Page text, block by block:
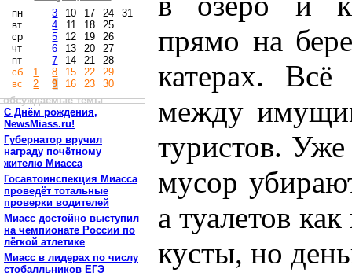
пн
вт
ср
чт
пт
сб
вс
1
2
3
4
5
6
7
8
9
10
11
12
13
14
15
16
17
18
19
20
21
22
23
24
25
26
27
28
29
30
31
обсуждаемые темы
С Днём рождения,
NewsMiass.ru!
Губернатор вручил
награду почётному
жителю Миасса
Госавтоинспекция Миасса
проведёт тотальные
проверки водителей
Миасс достойно выступил
на чемпионате России по
лёгкой атлетике
Миасс в лидерах по числу
стобалльников ЕГЭ
прямо на
катерах. Всё
между
туристов.
мусор
а туалетов
кусты, но